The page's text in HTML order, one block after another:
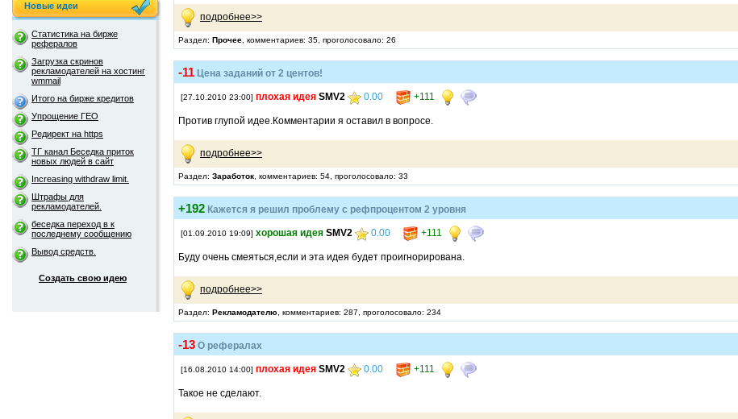
Новые идеи
Статистика на бирже
рефералов
Загрузка скринов
рекламодателей на хостинг
wmmail
Итого на бирже кредитов
Упрощение ГЕО
Редирект на https
ТГ канал Беседка приток
новых людей в сайт
Increasing withdraw limit.
Штрафы для
рекламодателей.
беседка переход в к
последнему сообщению
Вывод средств.
Создать свою идею
подробнее>>
Раздел: Прочее , комментариев: 35, проголосовало: 26
-11 Цена заданий от 2 центов!
[27.10.2010 23:00] плохая идея SMV2 0.00 +111
Против глупой идее.Комментарии я оставил в вопросе.
подробнее>>
Раздел: Заработок , комментариев: 54, проголосовало: 33
+192 Кажется я решил проблему с рефпроцентом 2 уровня
[01.09.2010 19:09] хорошая идея SMV2 0.00 +111
Буду очень смеяться,если и эта идея будет проигнорирована.
подробнее>>
Раздел: Рекламодателю , комментариев: 287, проголосовало: 234
-13 О рефералах
[16.08.2010 14:00] плохая идея SMV2 0.00 +111
Такое не сделают.